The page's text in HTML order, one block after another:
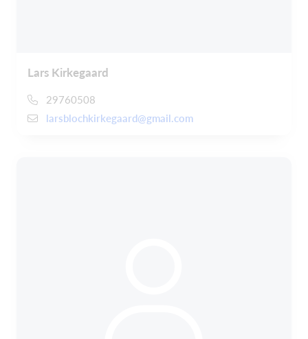
Lars Kirkegaard
29760508
larsblochkirkegaard@gmail.com